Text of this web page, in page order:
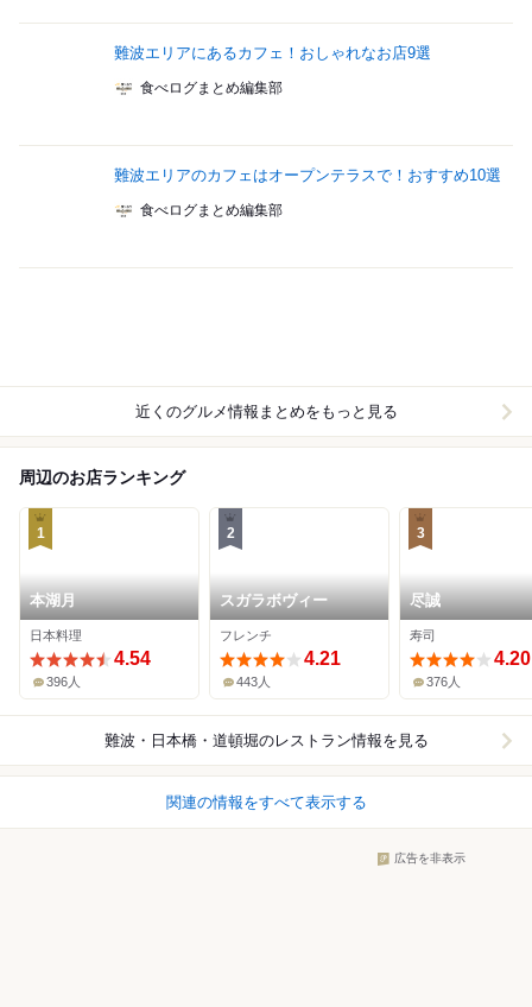
難波エリアにあるカフェ！おしゃれなお店9選
食べログまとめ編集部
難波エリアのカフェはオープンテラスで！おすすめ10選
食べログまとめ編集部
近くのグルメ情報まとめをもっと見る
周辺のお店ランキング
1
本湖月
日本料理
4.54
396人
2
スガラボヴィー
フレンチ
4.21
443人
3
尽誠
寿司
4.20
376人
難波・日本橋・道頓堀のレストラン情報を見る
関連の情報をすべて表示する
広告を非表示